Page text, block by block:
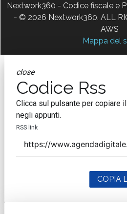
Nextwork360 - Codice fiscale e
- © 2026 Nextwork360. ALL
AWS
Mappa del
close
Codice Rss
Clicca sul pulsante per copiare
negli appunti.
RSS link
COPIA